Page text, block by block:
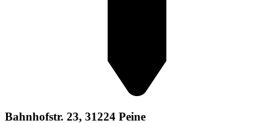
Bahnhofstr. 23, 31224 Peine